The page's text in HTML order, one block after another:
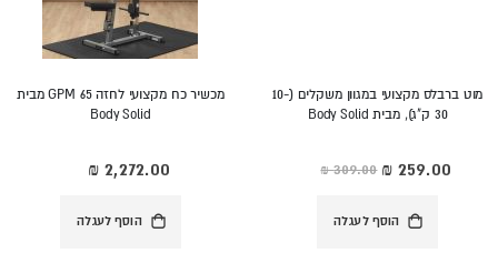
מוט ברבלס מקצועי במגוון משקלים (10-
30 ק"ג), מבית Body Solid
‏309.00 ₪ מחיר
מיוחד
הוסף לעגלה
מכשיר כח מקצועי לחזה GPM 65 מבית
Body Solid
הוסף לעגלה